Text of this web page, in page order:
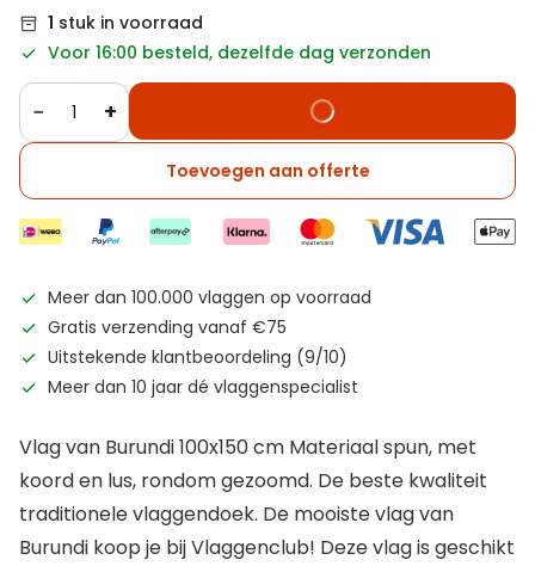
1 stuk in voorraad
Voor 16:00 besteld, dezelfde dag verzonden
− +
Toevoegen aan offerte
Meer dan 100.000 vlaggen op voorraad
Gratis verzending vanaf €75
Uitstekende klantbeoordeling (9/10)
Meer dan 10 jaar dé vlaggenspecialist
Vlag van Burundi 100x150 cm Materiaal spun, met
koord en lus, rondom gezoomd. De beste kwaliteit
traditionele vlaggendoek. De mooiste vlag van
Burundi koop je bij Vlaggenclub! Deze vlag is geschikt